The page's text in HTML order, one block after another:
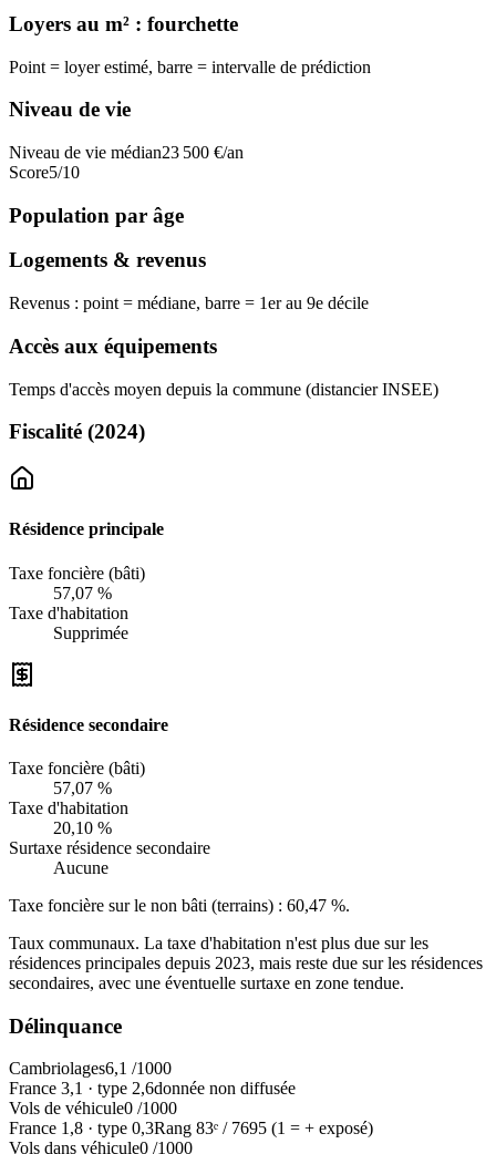
Loyers au m² : fourchette
Point = loyer estimé, barre = intervalle de prédiction
Niveau de vie
Niveau de vie médian23 500 €/an
Score5/10
Population par âge
Logements & revenus
Revenus : point = médiane, barre = 1er au 9e décile
Accès aux équipements
Temps d'accès moyen depuis la commune (distancier INSEE)
Fiscalité (2024)
Résidence principale
Taxe foncière (bâti)
57,07 %
Taxe d'habitation
Supprimée
Résidence secondaire
Taxe foncière (bâti)
57,07 %
Taxe d'habitation
20,10 %
Surtaxe résidence secondaire
Aucune
Taxe foncière sur le non bâti (terrains) : 60,47 %.
Taux communaux. La taxe d'habitation n'est plus due sur les
résidences principales depuis 2023, mais reste due sur les résidences
secondaires, avec une éventuelle surtaxe en zone tendue.
Délinquance
Cambriolages6,1 /1000
France 3,1 · type 2,6donnée non diffusée
Vols de véhicule0 /1000
France 1,8 · type 0,3Rang 83ᵉ / 7695 (1 = + exposé)
Vols dans véhicule0 /1000